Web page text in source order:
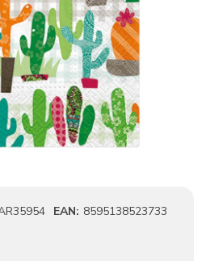
EAN: 8595138523733